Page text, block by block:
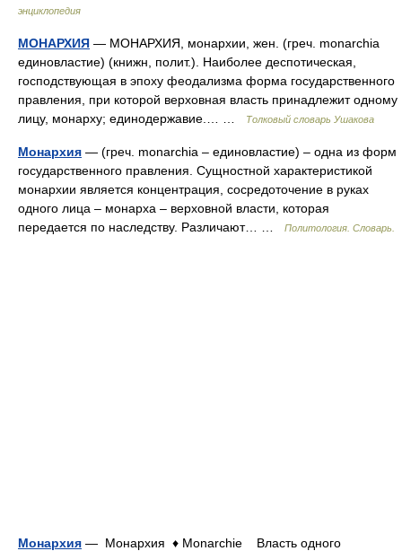
энциклопедия
МОНАРХИЯ — МОНАРХИЯ, монархии, жен. (греч. monarchia
единовластие) (книжн, полит.). Наиболее деспотическая,
господствующая в эпоху феодализма форма государственного
правления, при которой верховная власть принадлежит одному
лицу, монарху; единодержавие.… …
Толковый словарь Ушакова
Монархия — (греч. monarchia – единовластие) – одна из форм
государственного правления. Сущностной характеристикой
монархии является концентрация, сосредоточение в руках
одного лица – монарха – верховной власти, которая
передается по наследству. Различают… …
Политология. Словарь.
Монархия — Монархия ♦ Monarchie Власть одного